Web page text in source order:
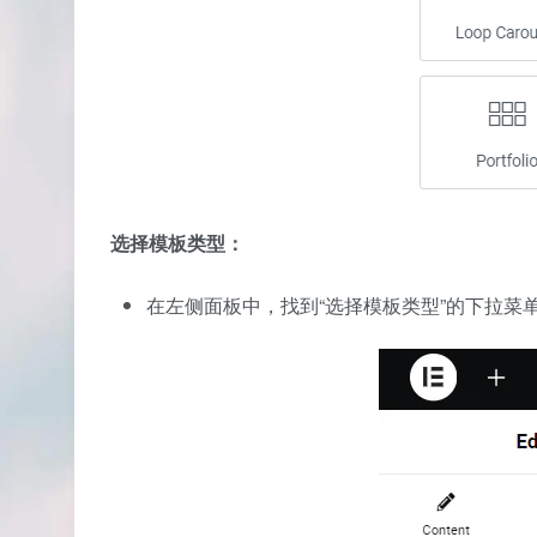
选择模板类型：
在左侧面板中，找到“选择模板类型”的下拉菜